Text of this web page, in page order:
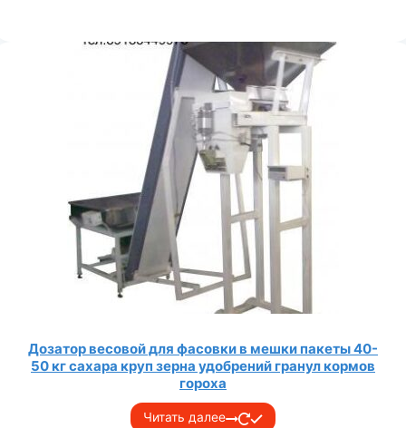
Дозатор весовой для фасовки в мешки пакеты 40-
50 кг сахара круп зерна удобрений гранул кормов
гороха
Читать далее